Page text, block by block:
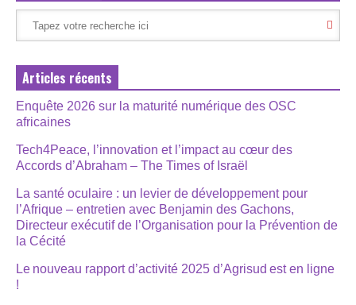
Articles récents
Enquête 2026 sur la maturité numérique des OSC
africaines
Tech4Peace, l’innovation et l’impact au cœur des
Accords d’Abraham – The Times of Israël
La santé oculaire : un levier de développement pour
l’Afrique – entretien avec Benjamin des Gachons,
Directeur exécutif de l’Organisation pour la Prévention de
la Cécité
Le nouveau rapport d’activité 2025 d’Agrisud est en ligne
!